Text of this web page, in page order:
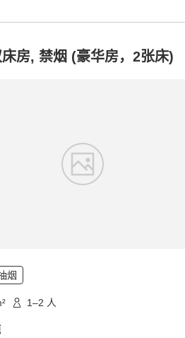
房, 禁烟 (豪华房，2张床)
烟
1–2 人